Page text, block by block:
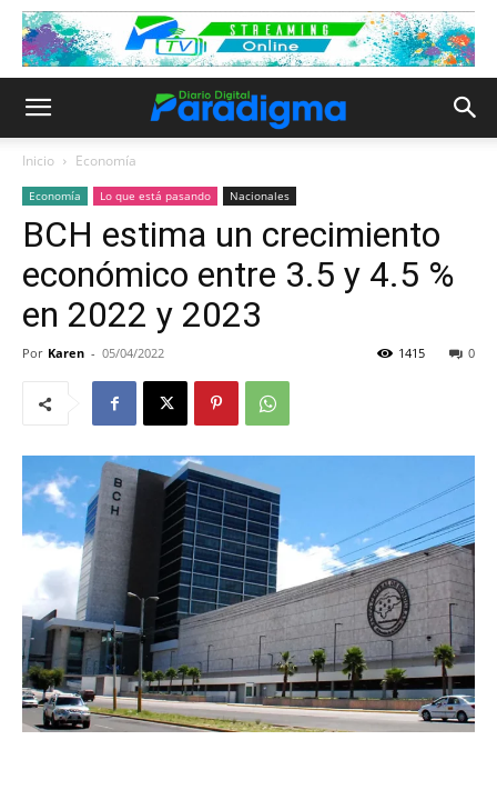
Inicio Economía
Economía Lo que está pasando Nacionales
BCH estima un crecimiento
económico entre 3.5 y 4.5 %
en 2022 y 2023
Por Karen - 05/04/2022 0
1415